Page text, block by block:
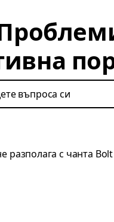
разполага с чанта Bolt